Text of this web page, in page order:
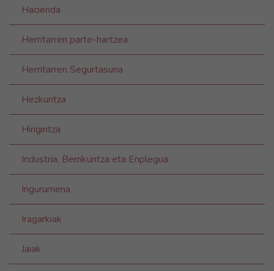
Hacienda
Herritarren parte-hartzea
Herritarren Segurtasuna
Hezkuntza
Hirigintza
Industria, Berrikuntza eta Enplegua
Ingurumena
Iragarkiak
Jaiak